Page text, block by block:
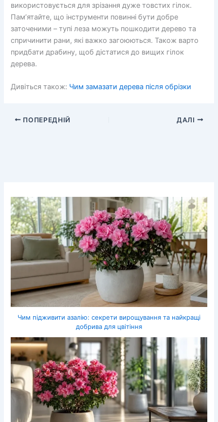
використовується для зрізання дуже товстих гілок.
Пам’ятайте, що інструменти повинні бути добре
заточеними – тупі леза можуть пошкодити дерево та
спричинити рани, які важко загоюються. Також варто
придбати драбину, щоб дістатися до вищих гілок
дерева.
Дивіться також: Чим замазати дерева після обрізки
ПОПЕРЕДНІЙ ДАЛІ
Чим підживити азалію: секрети вирощування та найкращі
добрива для цвітіння